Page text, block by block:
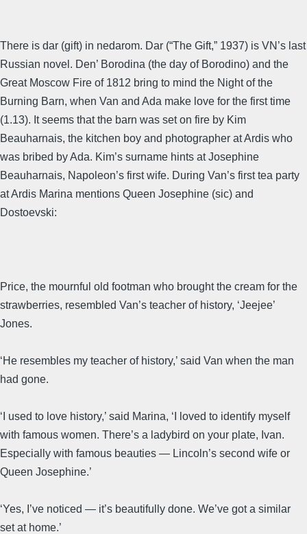
There is dar (gift) in nedarom. Dar (“The Gift,” 1937) is VN’s last
Russian novel. Den’ Borodina (the day of Borodino) and the
Great Moscow Fire of 1812 bring to mind the Night of the
Burning Barn, when Van and Ada make love for the first time
(1.13). It seems that the barn was set on fire by Kim
Beauharnais, the kitchen boy and photographer at Ardis who
was bribed by Ada. Kim’s surname hints at Josephine
Beauharnais, Napoleon’s first wife. During Van’s first tea party
at Ardis Marina mentions Queen Josephine (sic) and
Dostoevski:
Price, the mournful old footman who brought the cream for the
strawberries, resembled Van’s teacher of history, ‘Jeejee’
Jones.
‘He resembles my teacher of history,’ said Van when the man
had gone.
‘I used to love history,’ said Marina, ‘I loved to identify myself
with famous women. There’s a ladybird on your plate, Ivan.
Especially with famous beauties — Lincoln’s second wife or
Queen Josephine.’
‘Yes, I’ve noticed — it’s beautifully done. We’ve got a similar
set at home.’